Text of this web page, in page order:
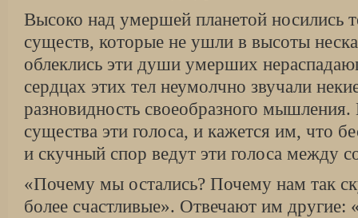
Высоко над умершей планетой носились
существ, которые не ушли в высоты
облеклись эти души умерших
сердцах этих тел неумолчно звучали
разновидность своеобразного
существа эти голоса, и кажется им, что
и скучный спор ведут эти голоса между
«Почему мы остались? Почему нам так
более счастливые». Отвечают им